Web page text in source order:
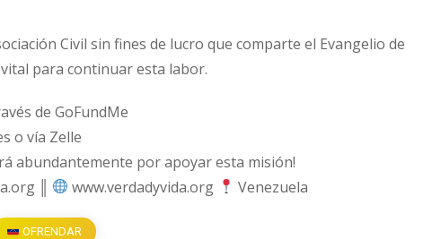
Civil sin fines de lucro que comparte el Evangelio de
para continuar esta labor.
de GoFundMe
o vía Zelle
abundantemente por apoyar esta misión!
║
www.verdadyvida.org Venezuela
OFRENDAR